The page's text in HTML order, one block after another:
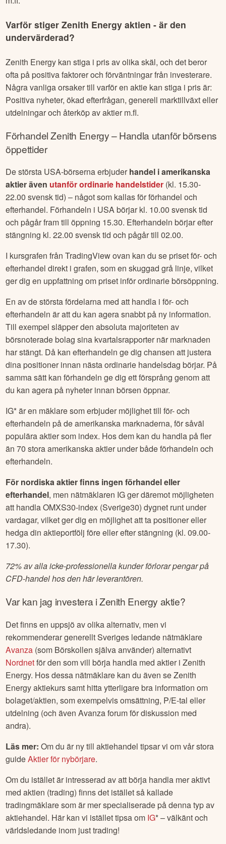
Varför stigerZenith Energy aktien - är den
undervärderad?
Zenith Energy kan stiga i pris av olika skäl, och det beror
ofta på positiva faktorer och förväntningar från investerare.
Några vanliga orsaker till varför en aktie kan stiga i pris är:
Positiva nyheter, ökad efterfrågan, generell marktillväxt eller
utdelningar och återköp av aktier m.fl.
FörhandelZenith Energy– Handla utanför börsens
öppettider
De största USA-börserna erbjuder handel i amerikanska
aktier även utanför ordinarie handelstider (kl. 15.30-
22.00 svensk tid) – något som kallas för förhandel och
efterhandel. Förhandeln i USA börjar kl. 10.00 svensk tid
och pågår fram till öppning 15.30. Efterhandeln börjar efter
stängning kl. 22.00 svensk tid och pågår till 02.00.
I kursgrafen från TradingView ovan kan du se priset för- och
efterhandel direkt i grafen, som en skuggad grå linje, vilket
ger dig en uppfattning om priset inför ordinarie börsöppning.
En av de största fördelarna med att handla i för- och
efterhandeln är att du kan agera snabbt på ny information.
Till exempel släpper den absoluta majoriteten av
börsnoterade bolag sina kvartalsrapporter när marknaden
har stängt. Då kan efterhandeln ge dig chansen att justera
dina positioner innan nästa ordinarie handelsdag börjar. På
samma sätt kan förhandeln ge dig ett försprång genom att
du kan agera på nyheter innan börsen öppnar.
IG* är en mäklare som erbjuder möjlighet till för- och
efterhandeln på de amerikanska marknaderna, för såväl
populära aktier som index. Hos dem kan du handla på fler
än 70 stora amerikanska aktier under både förhandeln och
efterhandeln.
För nordiska aktier finns ingen förhandel eller
efterhandel, men nätmäklaren IG ger däremot möjligheten
att handla OMXS30-index (Sverige30) dygnet runt under
vardagar, vilket ger dig en möjlighet att ta positioner eller
hedga din aktieportfölj före eller efter stängning (kl. 09.00-
17.30).
72% av alla icke-professionella kunder förlorar pengar på
CFD-handel hos den här leverantören.
Var kan jag investera iZenith Energy aktie?
Det finns en uppsjö av olika alternativ, men vi
rekommenderar generellt Sveriges ledande nätmäklare
Avanza (som Börskollen själva använder) alternativt
Nordnetför den som vill börja handla med aktier iZenith
Energy. Hos dessa nätmäklare kan du även seZenith
Energyaktiekurs samt hitta ytterligare bra information om
bolaget/aktien, som exempelvis omsättning, P/E-tal eller
utdelning (och även Avanza forum för diskussion med
andra).
Läs mer: Om du är ny till aktiehandel tipsar vi om vår stora
guideAktier för nybörjare.
Om du istället är intresserad av att börja handla mer aktivt
med aktien (trading) finns det istället så kallade
tradingmäklare som är mer specialiserade på denna typ av
aktiehandel. Här kan vi istället tipsa om IG* – välkänt och
världsledande inom just trading!